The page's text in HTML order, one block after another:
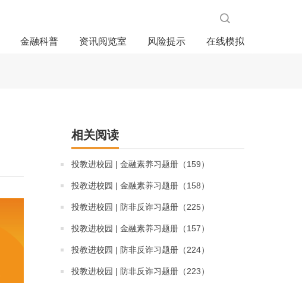
金融科普 资讯阅览室 风险提示 在线模拟
相关阅读
投教进校园 | 金融素养习题册（159）
投教进校园 | 金融素养习题册（158）
投教进校园 | 防非反诈习题册（225）
投教进校园 | 金融素养习题册（157）
投教进校园 | 防非反诈习题册（224）
投教进校园 | 防非反诈习题册（223）